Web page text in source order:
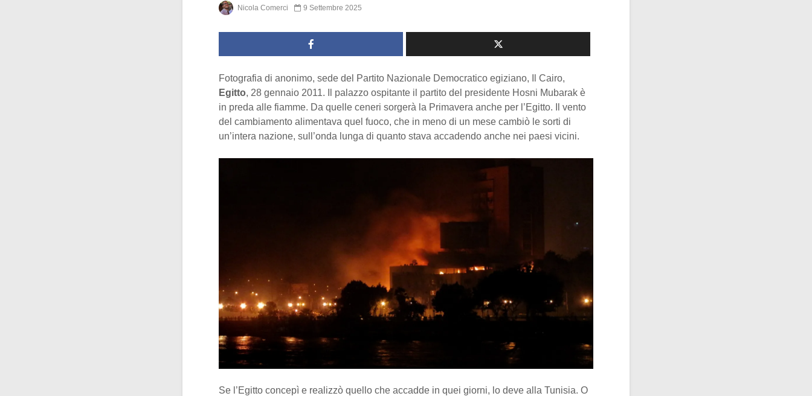
Nicola Comerci 9 Settembre 2025
Fotografia di anonimo, sede del Partito Nazionale Democratico egiziano, Il Cairo,
Egitto, 28 gennaio 2011. Il palazzo ospitante il partito del presidente Hosni Mubarak è
in preda alle fiamme. Da quelle ceneri sorgerà la Primavera anche per l’Egitto. Il vento
del cambiamento alimentava quel fuoco, che in meno di un mese cambiò le sorti di
un’intera nazione, sull’onda lunga di quanto stava accadendo anche nei paesi vicini.
Se l’Egitto concepì e realizzò quello che accadde in quei giorni, lo deve alla Tunisia. O